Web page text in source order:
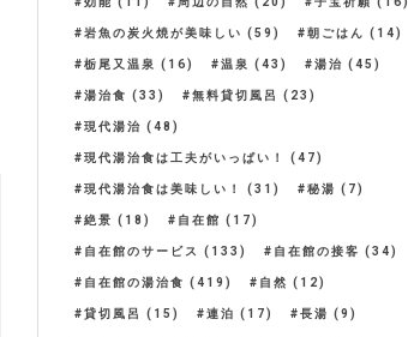
岩魚の炭火焼が美味しい (59) 朝ごはん (14)
栃尾又温泉 (16) 温泉 (43) 湯治 (45)
湯治食 (33) 無料貸切風呂 (23)
現代湯治 (48)
現代湯治食は工夫がいっぱい！ (47)
現代湯治食は美味しい！ (31) 秘湯 (7)
絶景 (18) 自在館 (17)
自在館のサービス (133) 自在館の接客 (34)
自在館の湯治食 (419) 自然 (12)
貸切風呂 (15) 連泊 (17) 長湯 (9)